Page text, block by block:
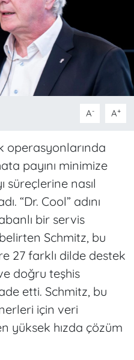
A- A+
operasyonlarında
payını minimize
süreçlerine nasıl
“Dr. Cool” adını
bir servis
Schmitz, bu
27 farklı dilde destek
doğru teşhis
etti. Schmitz, bu
için veri
yüksek hızda çözüm